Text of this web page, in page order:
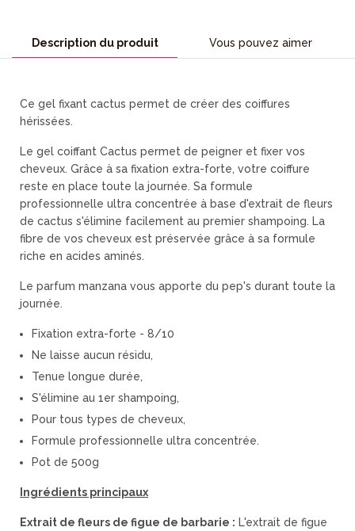
Description du produit Vous pouvez aimer
Ce gel fixant cactus permet de créer des coiffures
hérissées.
Le gel coiffant Cactus permet de peigner et fixer vos
cheveux. Grâce à sa fixation extra-forte, votre coiffure
reste en place toute la journée. Sa formule
professionnelle ultra concentrée à base d'extrait de fleurs
de cactus s'élimine facilement au premier shampoing. La
fibre de vos cheveux est préservée grâce à sa formule
riche en acides aminés.
Le parfum manzana vous apporte du pep's durant toute la
journée.
Fixation extra-forte - 8/10
Ne laisse aucun résidu,
Tenue longue durée,
S'élimine au 1er shampoing,
Pour tous types de cheveux,
Formule professionnelle ultra concentrée.
Pot de 500g
Ingrédients principaux
Extrait de fleurs de figue de barbarie : L'extrait de figue